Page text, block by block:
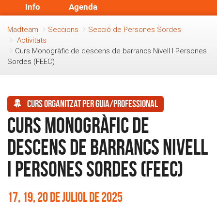
FES-TE SOCI
Info Agenda
Madteam Seccions
Secció de Persones Sordes
Activitats
Curs Monogràfic de descens de barrancs Nivell I Persones
Sordes (FEEC)
Curs organitzat per guia/professional
Curs Monogràfic de
descens de barrancs Nivell
I Persones Sordes (FEEC)
17, 19, 20 de juliol de 2025